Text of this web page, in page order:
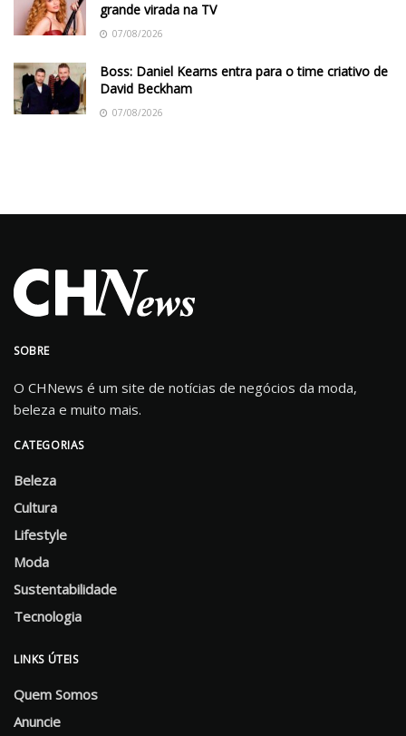
grande virada na TV
07/08/2026
Boss: Daniel Kearns entra para o time criativo de
David Beckham
07/08/2026
SOBRE
O CHNews é um site de notícias de negócios da moda,
beleza e muito mais.
CATEGORIAS
Beleza
Cultura
Lifestyle
Moda
Sustentabilidade
Tecnologia
LINKS ÚTEIS
Quem Somos
Anuncie